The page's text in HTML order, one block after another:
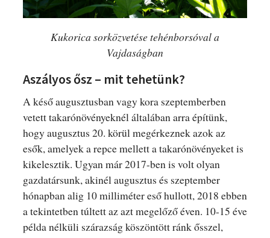
Kukorica sorközvetése tehénborsóval a
Vajdaságban
Aszályos ősz – mit tehetünk?
A késő augusztusban vagy kora szeptemberben
vetett takarónövényeknél általában arra építünk,
hogy augusztus 20. körül megérkeznek azok az
esők, amelyek a repce mellett a takarónövényeket is
kikelesztik. Ugyan már 2017-ben is volt olyan
gazdatársunk, akinél augusztus és szeptember
hónapban alig 10 milliméter eső hullott, 2018 ebben
a tekintetben túltett az azt megelőző éven. 10-15 éve
példa nélküli szárazság köszöntött ránk ősszel,